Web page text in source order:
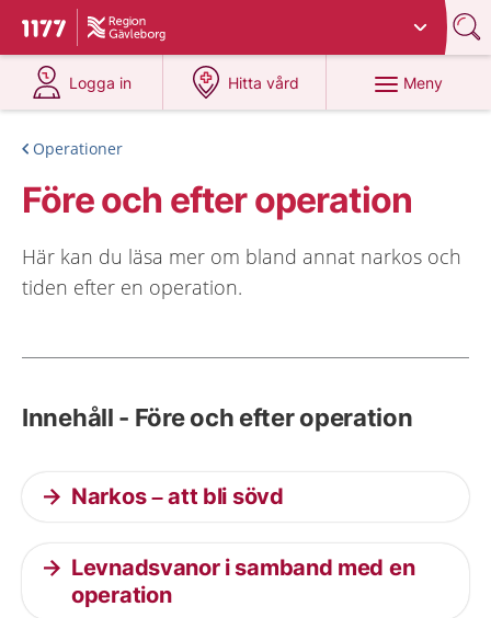
Till startsidan för 1177
Du har valt region
Logga in
på 1177.se
Hitta vård
på 1177.se
Meny
Operationer
Före och efter operation
Här kan du läsa mer om bland annat narkos och
tiden efter en operation.
Innehåll - Före och efter operation
Narkos – att bli sövd
Levnadsvanor i samband med en
operation